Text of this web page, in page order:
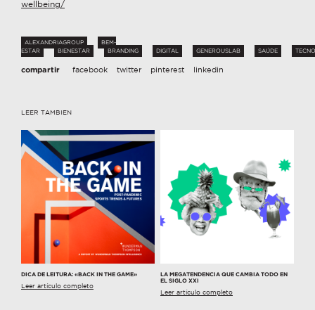
wellbeing/
ALEXANDRIAGROUP
BEM-
ESTAR
BIENESTAR BRANDING DIGITAL GENEROUSLAB SAÚDE
compartir facebook twitter pinterest linkedin
LEER TAMBIEN
DICA DE LEITURA: «BACK IN THE GAME»
Leer artículo completo
LA MEGATENDENCIA QUE CAMBIA TODO EN
EL SIGLO XXI
Leer artículo completo